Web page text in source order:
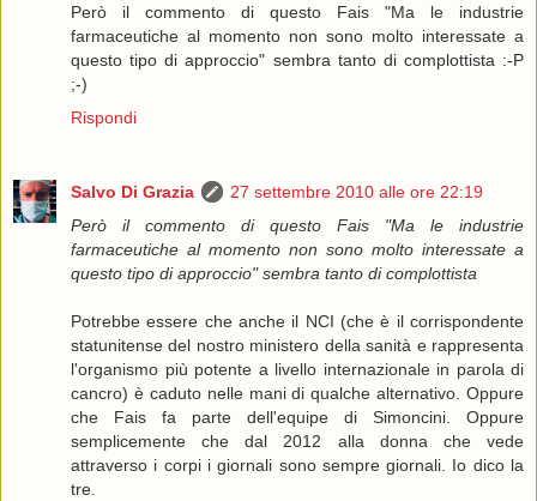
Però il commento di questo Fais "Ma le industrie
farmaceutiche al momento non sono molto interessate a
questo tipo di approccio" sembra tanto di complottista :-P
;-)
Rispondi
Salvo Di Grazia
27 settembre 2010 alle ore 22:19
Però il commento di questo Fais "Ma le industrie
farmaceutiche al momento non sono molto interessate a
questo tipo di approccio" sembra tanto di complottista
Potrebbe essere che anche il NCI (che è il corrispondente
statunitense del nostro ministero della sanità e rappresenta
l'organismo più potente a livello internazionale in parola di
cancro) è caduto nelle mani di qualche alternativo. Oppure
che Fais fa parte dell'equipe di Simoncini. Oppure
semplicemente che dal 2012 alla donna che vede
attraverso i corpi i giornali sono sempre giornali. Io dico la
tre.